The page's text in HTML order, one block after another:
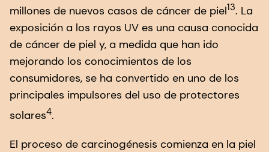
millones de nuevos casos de cáncer de piel13. La
exposición a los rayos UV es una causa conocida
de cáncer de piel y, a medida que han ido
mejorando los conocimientos de los
consumidores, se ha convertido en uno de los
principales impulsores del uso de protectores
solares4.
El proceso de carcinogénesis comienza en la piel